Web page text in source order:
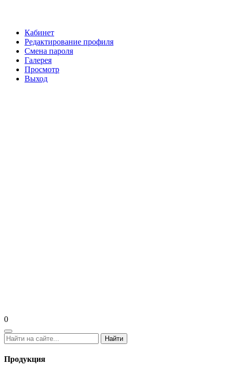
Кабинет
Редактирование профиля
Смена пароля
Галерея
Просмотр
Выход
0
Найти
Продукция